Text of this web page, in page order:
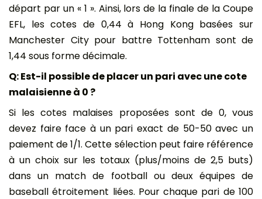
départ par un « 1 ». Ainsi, lors de la finale de la Coupe
EFL, les cotes de 0,44 à Hong Kong basées sur
Manchester City pour battre Tottenham sont de
1,44 sous forme décimale.
Q: Est-il possible de placer un pari avec une cote
malaisienne à 0 ?
Si les cotes malaises proposées sont de 0, vous
devez faire face à un pari exact de 50-50 avec un
paiement de 1/1. Cette sélection peut faire référence
à un choix sur les totaux (plus/moins de 2,5 buts)
dans un match de football ou deux équipes de
baseball étroitement liées. Pour chaque pari de 100